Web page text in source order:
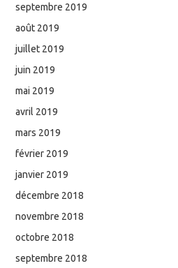
septembre 2019
août 2019
juillet 2019
juin 2019
mai 2019
avril 2019
mars 2019
février 2019
janvier 2019
décembre 2018
novembre 2018
octobre 2018
septembre 2018